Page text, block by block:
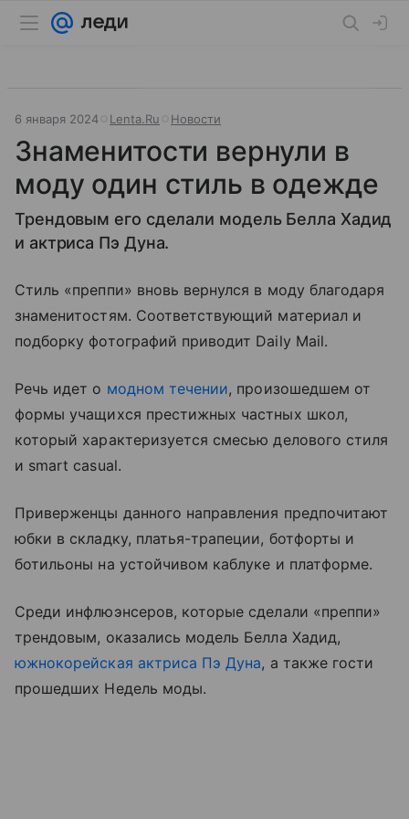
6 января 2024 Lenta.Ru Новости
Знаменитости вернули в
моду один стиль в одежде
Трендовым его сделали модель Белла Хадид
и актриса Пэ Дуна.
Стиль «преппи» вновь вернулся в моду благодаря
знаменитостям. Соответствующий материал и
подборку фотографий приводит Daily Mail.
Речь идет о модном течении, произошедшем от
формы учащихся престижных частных школ,
который характеризуется смесью делового стиля
и smart casual.
Приверженцы данного направления предпочитают
юбки в складку, платья-трапеции, ботфорты и
ботильоны на устойчивом каблуке и платформе.
Среди инфлюэнсеров, которые сделали «преппи»
трендовым, оказались модель Белла Хадид,
южнокорейская актриса Пэ Дуна, а также гости
прошедших Недель моды.